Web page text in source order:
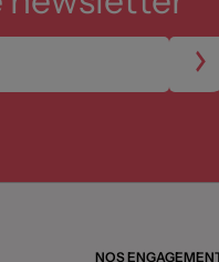
NOS